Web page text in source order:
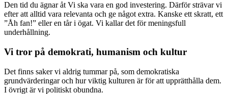
Den tid du ägnar åt Vi ska vara en god investering. Därför strävar vi
efter att alltid vara relevanta och ge något extra. Kanske ett skratt, ett
”Åh fan!” eller en tår i ögat. Vi kallar det för meningsfull
underhållning.
Vi tror på demokrati, humanism och kultur
Det finns saker vi aldrig tummar på, som demokratiska
grundvärderingar och hur viktig kulturen är för att upprätthålla dem.
I övrigt är vi politiskt obundna.